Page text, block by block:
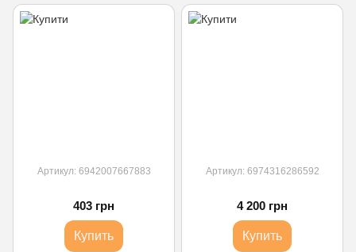
Артикул: 6942007667883
403 грн
Купить
Артикул: 6974316286592
4 200 грн
Купить